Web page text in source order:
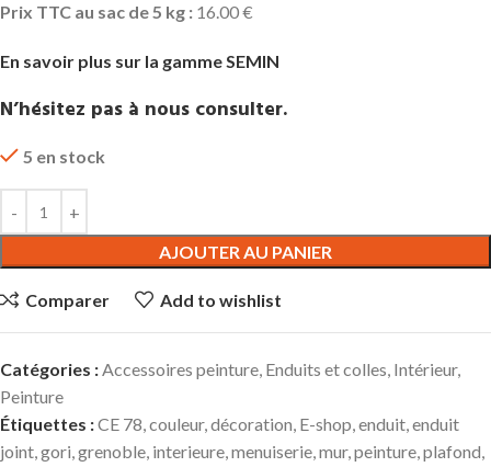
Prix TTC au sac de 5 kg : 16.00 €
En savoir plus sur la gamme SEMIN
N’hésitez pas à nous consulter.
5 en stock
AJOUTER AU PANIER
Comparer Add to wishlist
Catégories :Accessoires peinture, Enduits et colles, Intérieur,
Peinture
Étiquettes :CE 78,couleur,décoration, E-shop,enduit,enduit
joint,gori,grenoble, interieure,menuiserie,mur,peinture,plafond,